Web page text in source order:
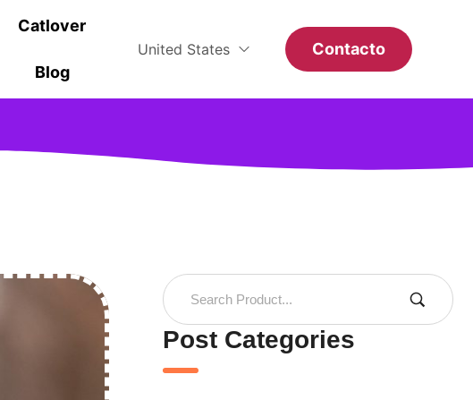
Catlover
Blog
United States Contacto
Post Categories